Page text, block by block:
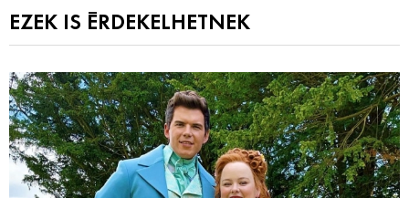
EZEK IS ÉRDEKELHETNEK